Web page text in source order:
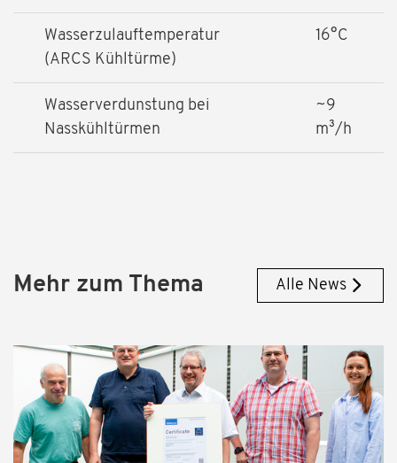
Wasserzulauftemperatur
(ARCS Kühltürme)
16°C
Wasserverdunstung bei
Nasskühltürmen
~9
m³/h
Mehr zum Thema Alle News